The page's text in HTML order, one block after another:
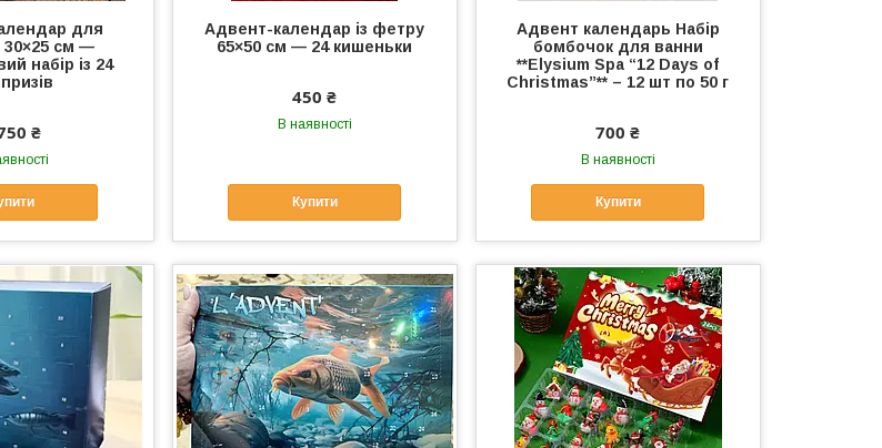
для
30×25 см —
набір із 24
₴
Адвент-календар із фетру
65×50 см — 24 кишеньки
450 ₴
В наявності
Купити
Адвент календарь Набір
бомбочок для ванни
**Elysium Spa “12 Days of
Christmas”** – 12 шт по 50 г
700 ₴
В наявності
Купити